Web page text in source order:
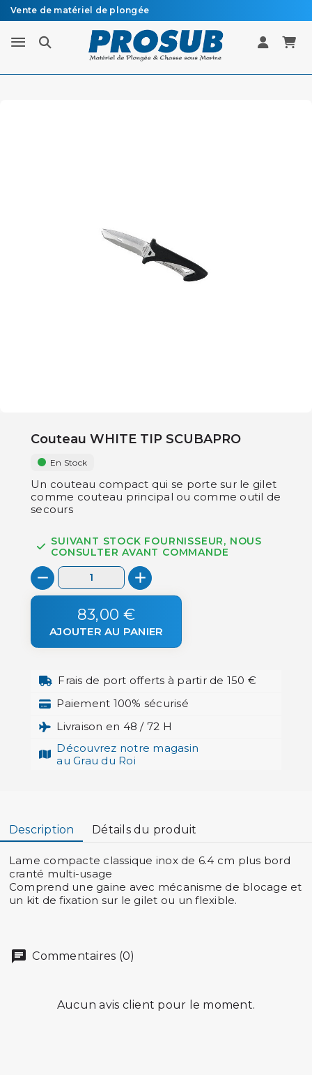
Vente de matériel de plongée
Livraison sous 48h à 72h en colissimo recommandé
Couteau WHITE TIP SCUBAPRO
En Stock
Un couteau compact qui se porte sur le gilet
comme couteau principal ou comme outil de
secours
SUIVANT STOCK FOURNISSEUR, NOUS
CONSULTER AVANT COMMANDE
83,00 €
AJOUTER AU PANIER
Frais de port offerts à partir de 150 €
Paiement 100% sécurisé
Livraison en 48 / 72 H
Découvrez notre magasin
au Grau du Roi
Description Détails du produit
Lame compacte classique inox de 6.4 cm plus bord
cranté multi-usage
Comprend une gaine avec mécanisme de blocage et
un kit de fixation sur le gilet ou un flexible.
Commentaires (0)
Aucun avis client pour le moment.